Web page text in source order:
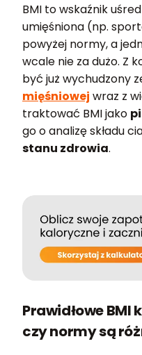
BMI to wskaźnik
umięśniona (np.
powyżej normy, a
wcale nie za dużo. Z
być już wychudzony
mięśniowej wraz z
traktować BMI jako
go o analizę składu
stanu zdrowia.
Prawidłowe BMI
czy normy są